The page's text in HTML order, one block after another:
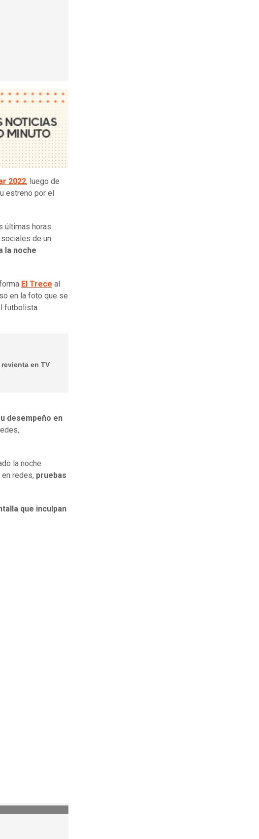
2022, luego de
estreno por el
últimas horas
de un
la noche
El Trece al
en la foto que se
futbolista.
en TV
desempeño en
la noche
redes, pruebas
que inculpan